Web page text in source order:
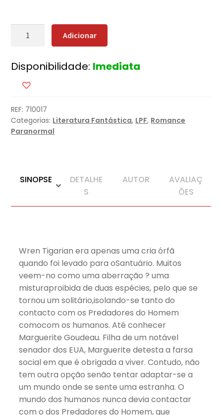
Quantidade
Solta
Noite
Adicionar
Disponibilidade: Imediata
REF: 710017
Categorias: Literatura Fantástica, LPF, Romance
Paranormal
SINOPSE
DETALHE
S
AUTOR
AVALIAÇ
ÕES
Wren Tigarian era apenas uma cria órfã
quando foi levado para oSantuário. Muitos
veem-no como uma aberração ? uma
misturaproibida de duas espécies, pelo que se
tornou um solitário,isolando-se tanto do
contacto com os Predadores do Homem
comocom os humanos. Até conhecer
Marguerite Goudeau. Filha de um notável
senador dos EUA, Marguerite detesta a farsa
social em que é obrigada a viver. Contudo, não
tem outra opção senão tentar adaptar-se a
um mundo onde se sente uma estranha. O
mundo dos humanos nunca devia contactar
com o dos Predadores do Homem, que